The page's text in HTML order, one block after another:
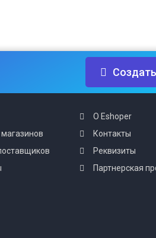
О Eshoper
Контакты
Реквизиты
Партнерская